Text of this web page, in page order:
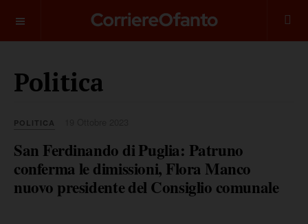
Politica
POLITICA
San Ferdinando di Puglia: Patruno
conferma le dimissioni, Flora Manco
nuovo presidente del Consiglio comunale